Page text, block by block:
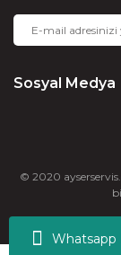
Whatsapp
Sosyal Medya
© 2020